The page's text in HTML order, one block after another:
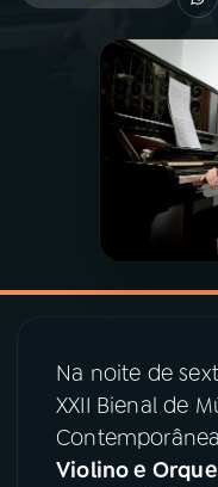
PROGRAMAÇÃO
PROGRAMAS
PODCASTS
06VIDEOCASTS
07ÚLTIMAS
08 PRÊMIO
Na noite de
XXII Bienal de
Violino e